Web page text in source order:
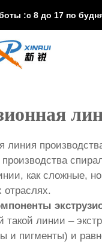
:с 8 до 17 по
линия
как сложные,
такой линии –
и пигменты) и